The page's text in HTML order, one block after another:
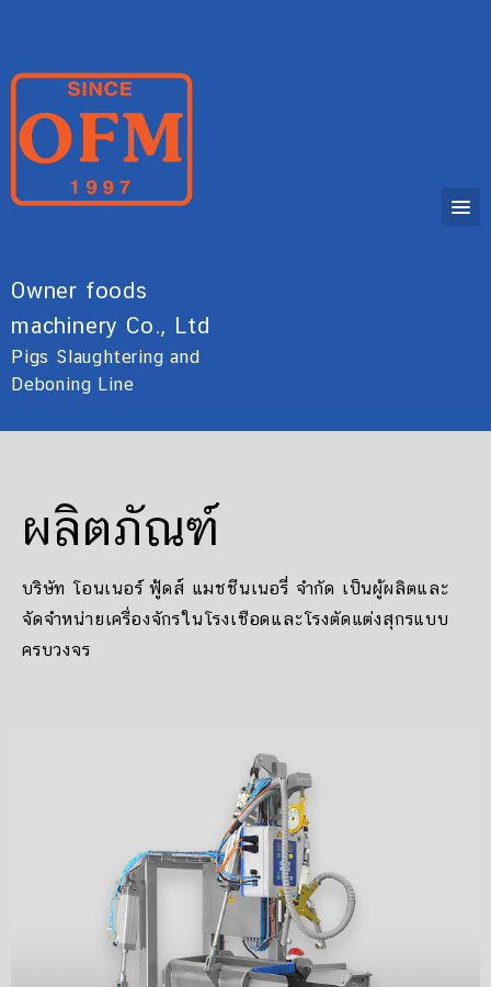
Owner foods
machinery Co., Ltd
Pigs Slaughtering and
Deboning Line
ผลิตภัณฑ์
บริษัท โอนเนอร์ ฟู้ดส์ แมชชีนเนอรี่ จำกัด เป็นผู้ผลิตและ
จัดจำหน่ายเครื่องจักรในโรงเชือดและโรงตัดแต่งสุกรแบบ
ครบวงจร